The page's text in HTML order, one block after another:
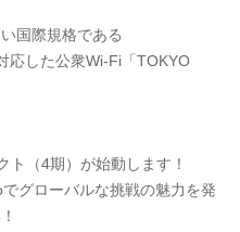
国際規格である
応した公衆Wi-Fi「TOKYO
ト（4期）が始動します！
グローバルな挑戦の魅力を発